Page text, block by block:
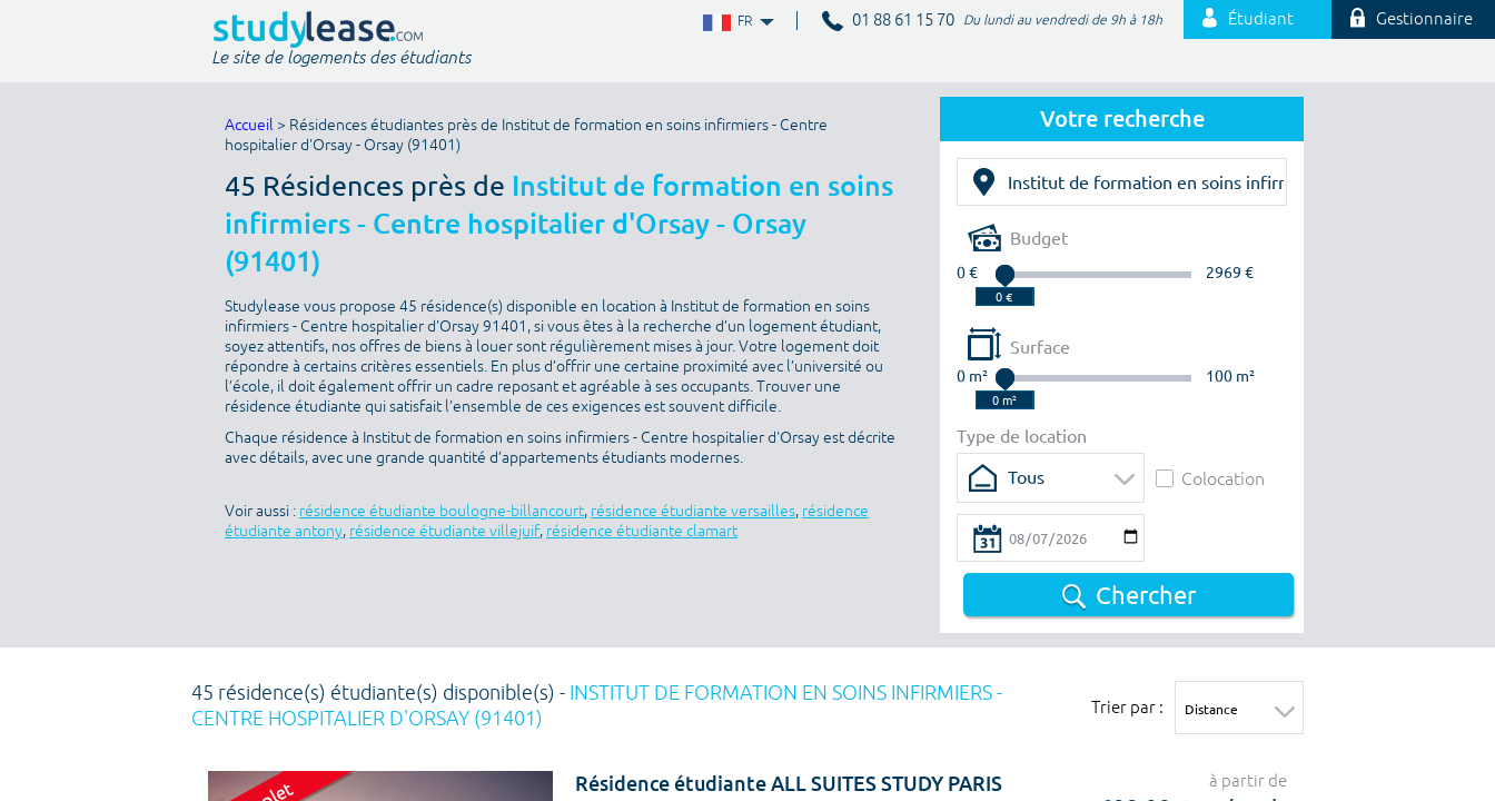
FR 01 88 61 15 70 Du lundi au vendredi de 9h à 18h Étudiant Gestionnaire
Le site de logements des étudiants
Votre recherche
Budget
0 € 2969 €
Surface
0 m² 100 m²
Type de location
Tous
Colocation
Chercher
Accueil > Résidences étudiantes près de Institut de formation en soins infirmiers - Centre
hospitalier d'Orsay - Orsay (91401)
45 Résidences près de Institut de formation en soins
infirmiers - Centre hospitalier d'Orsay - Orsay
(91401)
Studylease vous propose 45 résidence(s) disponible en location à Institut de formation en soins
infirmiers - Centre hospitalier d'Orsay 91401, si vous êtes à la recherche d’un logement étudiant,
soyez attentifs, nos offres de biens à louer sont régulièrement mises à jour. Votre logement doit
répondre à certains critères essentiels. En plus d’offrir une certaine proximité avec l’université ou
l’école, il doit également offrir un cadre reposant et agréable à ses occupants. Trouver une
résidence étudiante qui satisfait l’ensemble de ces exigences est souvent difficile.
Chaque résidence à Institut de formation en soins infirmiers - Centre hospitalier d'Orsay est décrite
avec détails, avec une grande quantité d’appartements étudiants modernes.
Voir aussi : résidence étudiante boulogne-billancourt, résidence étudiante versailles, résidence
étudiante antony, résidence étudiante villejuif, résidence étudiante clamart
45 résidence(s) étudiante(s) disponible(s) - INSTITUT DE FORMATION EN SOINS INFIRMIERS -
CENTRE HOSPITALIER D'ORSAY (91401)
Trier par :
Résidence étudiante ALL SUITES STUDY PARIS
à partir de